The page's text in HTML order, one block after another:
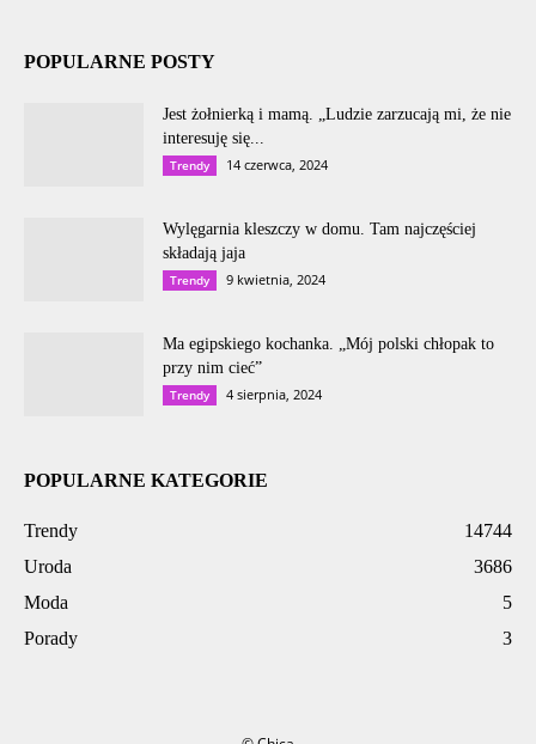
POPULARNE POSTY
Jest żołnierką i mamą. „Ludzie zarzucają mi, że nie
interesuję się...
Trendy 14 czerwca, 2024
Wylęgarnia kleszczy w domu. Tam najczęściej
składają jaja
Trendy 9 kwietnia, 2024
Ma egipskiego kochanka. „Mój polski chłopak to
przy nim cieć”
Trendy 4 sierpnia, 2024
POPULARNE KATEGORIE
Trendy
14744
Uroda
3686
Moda
5
Porady
3